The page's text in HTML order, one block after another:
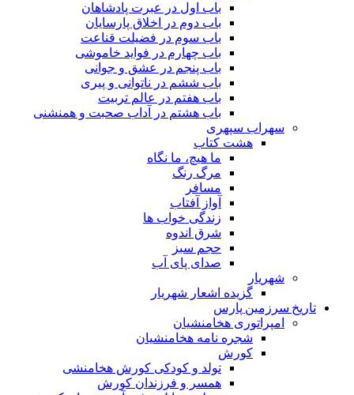
باب اول در عبرت پادشاهان
باب دوم در اخلاق پارسایان
باب سوم در فضیلت قناعت
باب چهارم در فواید خاموشى
باب پنجم در عشق و جوانى
باب ششم در ناتوانى و پیرى
باب هفتم در عالم تربیت
باب هشتم در آداب صحبت و همنشنى
سهراب سپهری
هشت کتاب
ما هیچ، ما نگاه
مرگ رنگ
مسافر
آواز آفتاب
زندگی خواب ها
شرق اندوه
حجم سبز
صدای پای آب
شهریار
گزیده اشعار شهریار
تاریخ سرزمین پارس
امپراتوری هخامنشیان
شجره نامه هخامنشیان
کورش
تولد و کودکی کورش هخامنشی
همسر و فرزندان کورش